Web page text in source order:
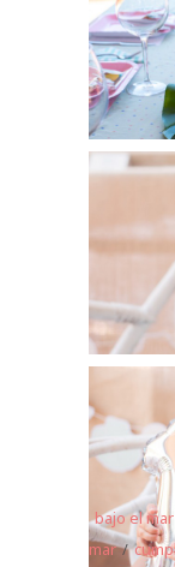
bajo el mar
mar /